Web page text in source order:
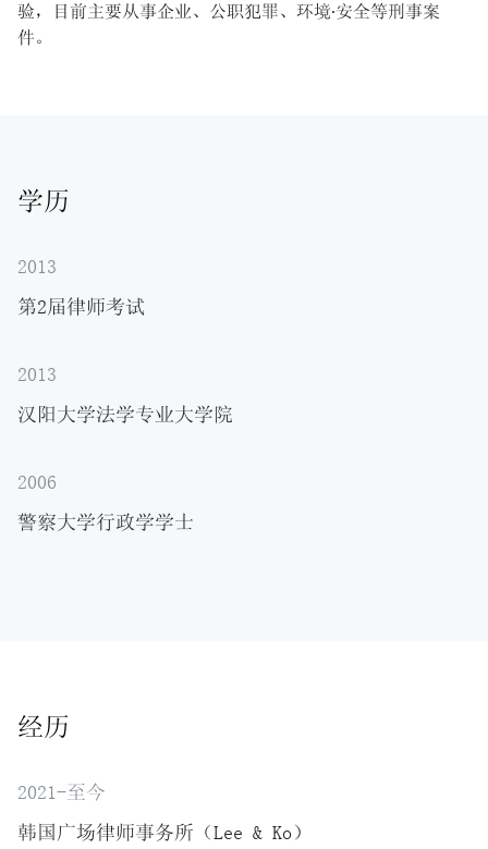
验，目前主要从事企业、公职犯罪、环境∙安全等刑事案
件。
学历
2013
第2届律师考试
2013
汉阳大学法学专业大学院
2006
警察大学行政学学士
经历
2021-至今
韩国广场律师事务所（Lee & Ko）